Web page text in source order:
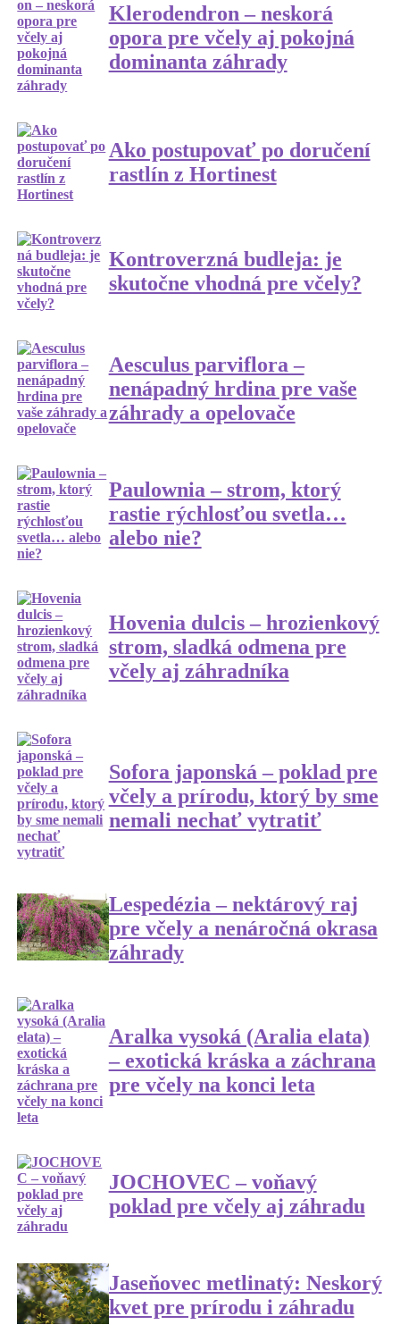
Klerodendron – neskorá
opora pre včely aj pokojná
dominanta záhrady
Ako postupovať po doručení
rastlín z Hortinest
Kontroverzná budleja: je
skutočne vhodná pre včely?
Aesculus parviflora –
nenápadný hrdina pre vaše
záhrady a opelovače
Paulownia – strom, ktorý
rastie rýchlosťou svetla…
alebo nie?
Hovenia dulcis – hrozienkový
strom, sladká odmena pre
včely aj záhradníka
Sofora japonská – poklad pre
včely a prírodu, ktorý by sme
nemali nechať vytratiť
Lespedézia – nektárový raj
pre včely a nenáročná okrasa
záhrady
Aralka vysoká (Aralia elata)
– exotická kráska a záchrana
pre včely na konci leta
JOCHOVEC – voňavý
poklad pre včely aj záhradu
Jaseňovec metlinatý: Neskorý
kvet pre prírodu i záhradu